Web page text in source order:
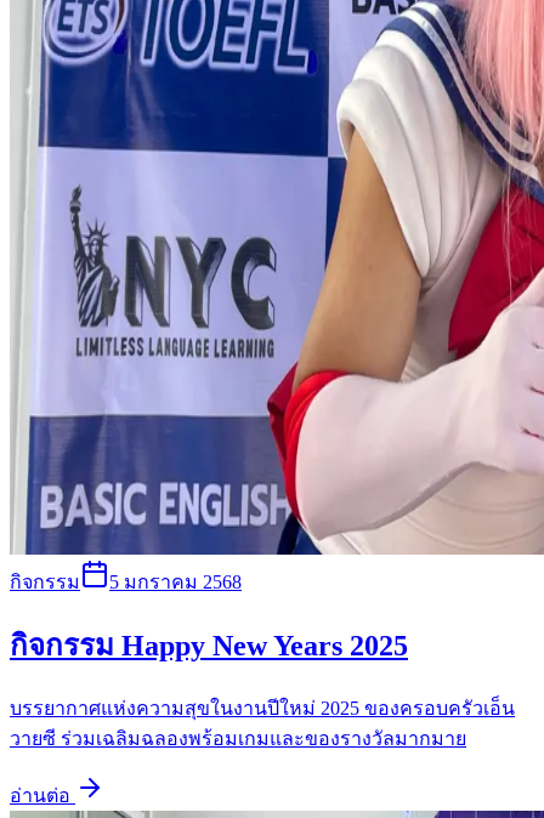
กิจกรรม 5 มกราคม 2568
กิจกรรม Happy New Years 2025
บรรยากาศแห่งความสุขในงานปีใหม่ 2025 ของครอบครัวเอ็น
วายซี ร่วมเฉลิมฉลองพร้อมเกมและของรางวัลมากมาย
อ่านต่อ